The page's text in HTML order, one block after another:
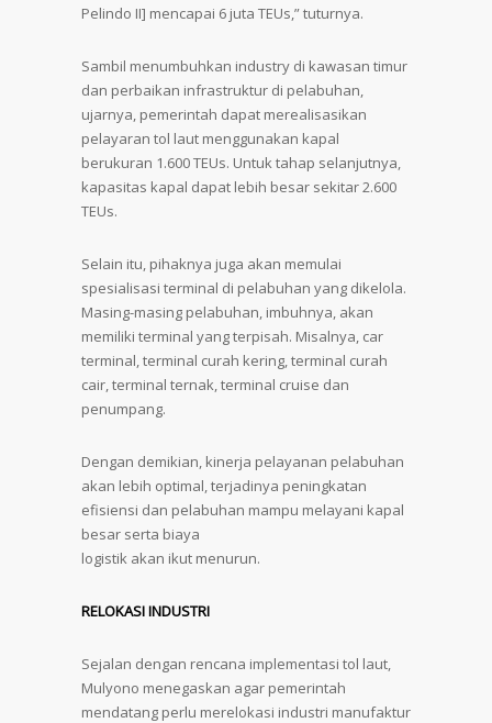
Pelindo II] mencapai 6 juta TEUs,” tuturnya.
Sambil menumbuhkan industry di kawasan timur
dan perbaikan infrastruktur di pelabuhan,
ujarnya, pemerintah dapat merealisasikan
pelayaran tol laut menggunakan kapal
berukuran 1.600 TEUs. Untuk tahap selanjutnya,
kapasitas kapal dapat lebih besar sekitar 2.600
TEUs.
Selain itu, pihaknya juga akan memulai
spesialisasi terminal di pelabuhan yang dikelola.
Masing-masing pelabuhan, imbuhnya, akan
memiliki terminal yang terpisah. Misalnya, car
terminal, terminal curah kering, terminal curah
cair, terminal ternak, terminal cruise dan
penumpang.
Dengan demikian, kinerja pelayanan pelabuhan
akan lebih optimal, terjadinya peningkatan
efisiensi dan pelabuhan mampu melayani kapal
besar serta biaya
logistik akan ikut menurun.
RELOKASI INDUSTRI
Sejalan dengan rencana implementasi tol laut,
Mulyono menegaskan agar pemerintah
mendatang perlu merelokasi industri manufaktur